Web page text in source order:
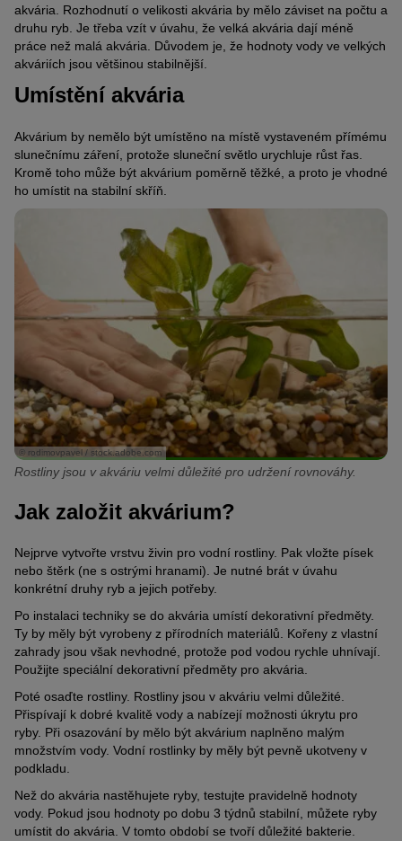
akvária. Rozhodnutí o velikosti akvária by mělo záviset na počtu a
druhu ryb. Je třeba vzít v úvahu, že velká akvária dají méně
práce než malá akvária. Důvodem je, že hodnoty vody ve velkých
akváriích jsou většinou stabilnější.
Umístění akvária
Akvárium by nemělo být umístěno na místě vystaveném přímému
slunečnímu záření, protože sluneční světlo urychluje růst řas.
Kromě toho může být akvárium poměrně těžké, a proto je vhodné
ho umístit na stabilní skříň.
© rodimovpavel / stock.adobe.com
Rostliny jsou v akváriu velmi důležité pro udržení rovnováhy.
Jak založit akvárium?
Nejprve vytvořte vrstvu živin pro vodní rostliny. Pak vložte písek
nebo štěrk (ne s ostrými hranami). Je nutné brát v úvahu
konkrétní druhy ryb a jejich potřeby.
Po instalaci techniky se do akvária umístí dekorativní předměty.
Ty by měly být vyrobeny z přírodních materiálů. Kořeny z vlastní
zahrady jsou však nevhodné, protože pod vodou rychle uhnívají.
Použijte speciální dekorativní předměty pro akvária.
Poté osaďte rostliny. Rostliny jsou v akváriu velmi důležité.
Přispívají k dobré kvalitě vody a nabízejí možnosti úkrytu pro
ryby. Při osazování by mělo být akvárium naplněno malým
množstvím vody. Vodní rostlinky by měly být pevně ukotveny v
podkladu.
Než do akvária nastěhujete ryby, testujte pravidelně hodnoty
vody. Pokud jsou hodnoty po dobu 3 týdnů stabilní, můžete ryby
umístit do akvária. V tomto období se tvoří důležité bakterie.